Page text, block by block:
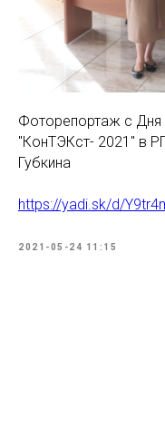
Фоторепортаж с Дня
"КонТЭКст- 2021" в
Губкина
https://yadi.sk/d/
2021-05-24 11:15